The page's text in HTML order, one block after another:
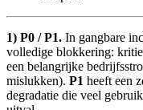
1) P0 / P1. In gangbare
volledige blokkering:
een belangrijke
mislukken). P1 heeft een
degradatie die veel